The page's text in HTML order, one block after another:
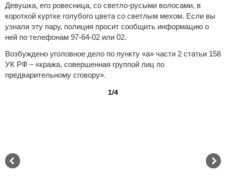
Девушка, его ровесница, со светло-русыми волосами, в
короткой куртке голубого цвета со светлым мехом. Если вы
узнали эту пару, полиция просит сообщить информацию о
ней по телефонам 97-64-02 или 02.
Возбуждено уголовное дело по пункту «а» части 2 статьи 158
УК РФ – «кража, совершенная группой лиц по
предварительному сговору».
1/4